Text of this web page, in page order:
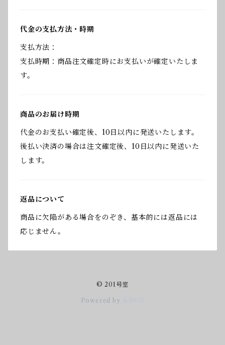
代金の支払方法・時期
支払方法：
支払時期：商品注文確定時にお支払いが確定いたしま
す。
商品のお届け時期
代金のお支払い確定後、10日以内に発送いたします。
後払い決済の場合は注文確定後、10日以内に発送いた
します。
返品について
商品に欠陥がある場合をのぞき、基本的には返品には
応じません。
© 201号室
Powered by